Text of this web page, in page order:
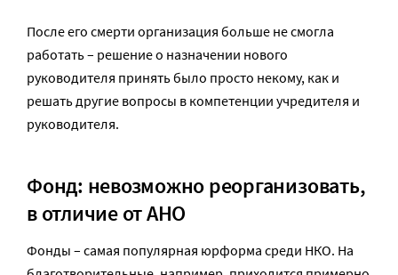
После его смерти организация больше не смогла
работать – решение о назначении нового
руководителя принять было просто некому, как и
решать другие вопросы в компетенции учредителя и
руководителя.
Фонд: невозможно реорганизовать,
в отличие от АНО
Фонды – самая популярная юрформа среди НКО. На